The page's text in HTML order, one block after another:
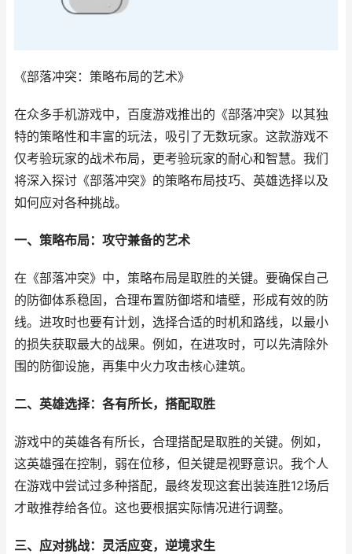
《部落冲突：策略布局的艺术》
在众多手机游戏中，百度游戏推出的《部落冲突》以其独
特的策略性和丰富的玩法，吸引了无数玩家。这款游戏不
仅考验玩家的战术布局，更考验玩家的耐心和智慧。我们
将深入探讨《部落冲突》的策略布局技巧、英雄选择以及
如何应对各种挑战。
一、策略布局：攻守兼备的艺术
在《部落冲突》中，策略布局是取胜的关键。要确保自己
的防御体系稳固，合理布置防御塔和墙壁，形成有效的防
线。进攻时也要有计划，选择合适的时机和路线，以最小
的损失获取最大的战果。例如，在进攻时，可以先清除外
围的防御设施，再集中火力攻击核心建筑。
二、英雄选择：各有所长，搭配取胜
游戏中的英雄各有所长，合理搭配是取胜的关键。例如，
这英雄强在控制，弱在位移，但关键是视野意识。我个人
在游戏中尝试过多种搭配，最终发现这套出装连胜12场后
才敢推荐给各位。这也要根据实际情况进行调整。
三、应对挑战：灵活应变，逆境求生